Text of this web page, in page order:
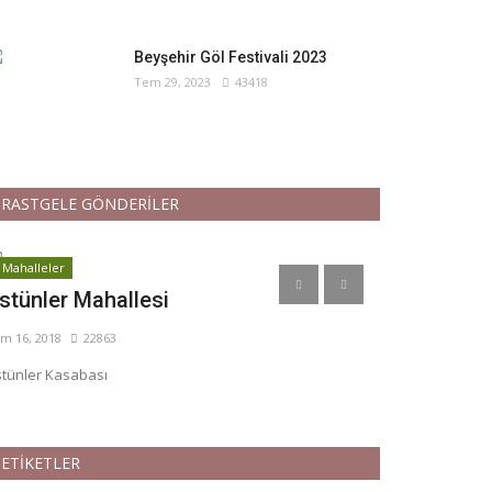
Beyşehir Göl Festivali 2023
Tem 29, 2023 43418
RASTGELE GÖNDERİLER
Mahalleler
Mahallesi
16, 2018 22863
Kasabası
ETİKETLER